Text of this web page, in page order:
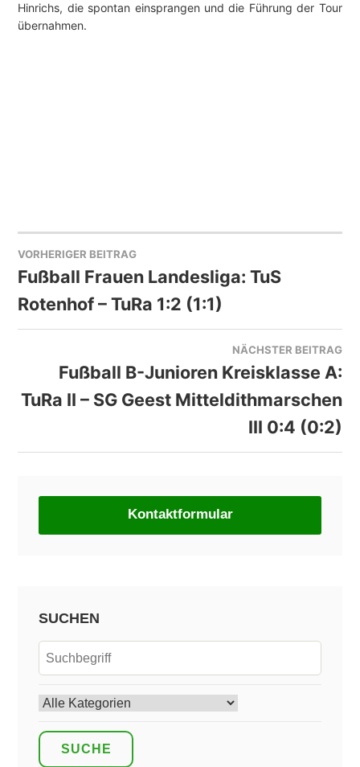
Hinrichs, die spontan einsprangen und die Führung der Tour
übernahmen.
BEITRAGSNAVIGATION
VORHERIGER BEITRAG
Fußball Frauen Landesliga: TuS
Rotenhof – TuRa 1:2 (1:1)
NÄCHSTER BEITRAG
Fußball B-Junioren Kreisklasse A:
TuRa II – SG Geest Mitteldithmarschen
III 0:4 (0:2)
Kontaktformular
SUCHEN